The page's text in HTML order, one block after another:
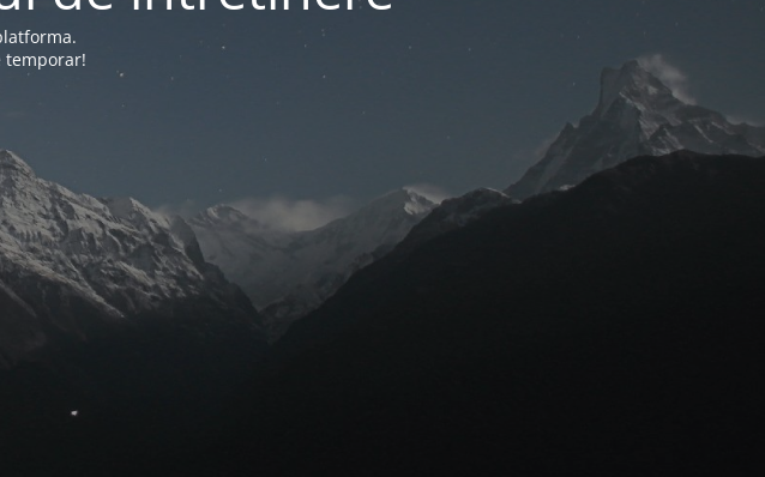
temporar!